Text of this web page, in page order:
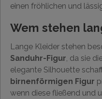
einen fröhlichen und
Wem stehen
Lange Kleider stehen
Sanduhr-Figur , da sie
elegante Silhouette
birnenförmigen Figur
wenn diese fließend und